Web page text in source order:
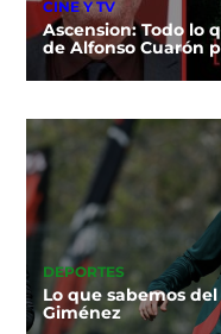
CINE Y TV
Ascension: Todo lo
de Alfonso Cuarón
DEPORTES
Lo que sabemos
Giménez